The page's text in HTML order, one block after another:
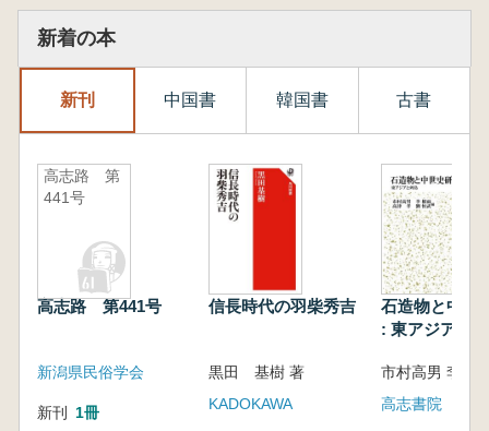
新着の本
新刊 中国書 韓国書 古書
高志路 第
441号
高志路 第441号
新潟県民俗学会
新刊 1冊
信長時代の羽柴秀吉
黒田 基樹 著
KADOKAWA
石造物と中世
: 東アジアと
高志書院